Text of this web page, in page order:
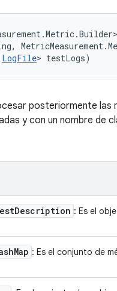
LogFile> testLogs)
posteriormente las
y con un nombre de
Description : Es el
Map : Es el conjunto de